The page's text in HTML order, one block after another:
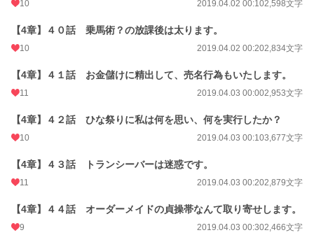
10 2019.04.02 00:102,598文字
【4章】４０話 乗馬術？の放課後は太ります。
10 2019.04.02 00:202,834文字
【4章】４１話 お金儲けに精出して、売名行為もいたします。
11 2019.04.03 00:002,953文字
【4章】４２話 ひな祭りに私は何を思い、何を実行したか？
10 2019.04.03 00:103,677文字
【4章】４３話 トランシーバーは迷惑です。
11 2019.04.03 00:202,879文字
【4章】４４話 オーダーメイドの貞操帯なんて取り寄せします。
9 2019.04.03 00:302,466文字